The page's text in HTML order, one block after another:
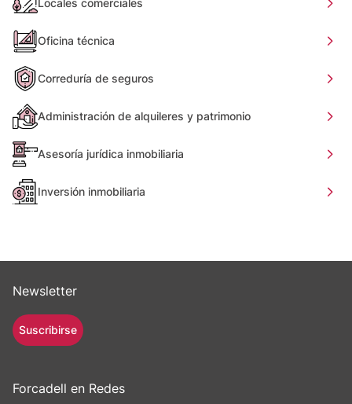
Locales comerciales
Oficina técnica
Correduría de seguros
Administración de alquileres y patrimonio
Asesoría jurídica inmobiliaria
Inversión inmobiliaria
Newsletter
Suscribirse
Forcadell en Redes